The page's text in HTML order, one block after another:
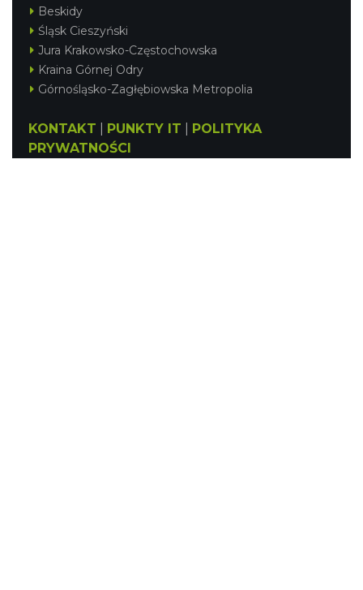
Beskidy
Śląsk Cieszyński
Jura Krakowsko-Częstochowska
Kraina Górnej Odry
Górnośląsko-Zagłębiowska Metropolia
KONTAKT PUNKTY IT
POLITYKA
PRYWATNOŚCI